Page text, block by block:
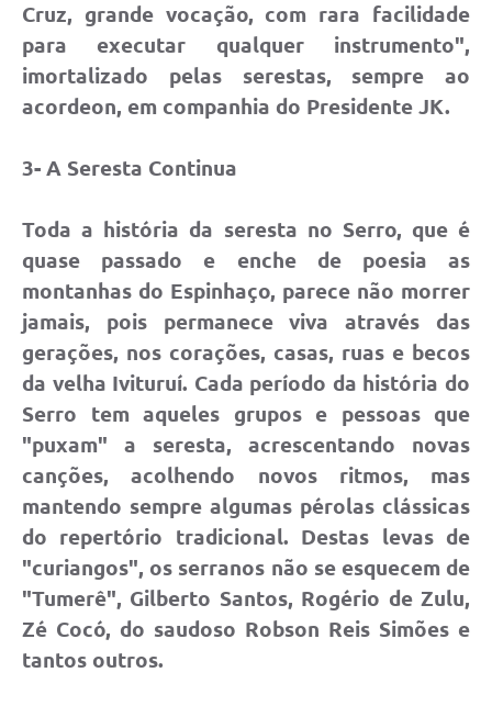
Cruz, grande vocação, com rara facilidade
para executar qualquer instrumento",
imortalizado pelas serestas, sempre ao
acordeon, em companhia do Presidente JK.
3- A Seresta Continua
Toda a história da seresta no Serro, que é
quase passado e enche de poesia as
montanhas do Espinhaço, parece não morrer
jamais, pois permanece viva através das
gerações, nos corações, casas, ruas e becos
da velha Ivituruí. Cada período da história do
Serro tem aqueles grupos e pessoas que
"puxam" a seresta, acrescentando novas
canções, acolhendo novos ritmos, mas
mantendo sempre algumas pérolas clássicas
do repertório tradicional. Destas levas de
"curiangos", os serranos não se esquecem de
"Tumerê", Gilberto Santos, Rogério de Zulu,
Zé Cocó, do saudoso Robson Reis Simões e
tantos outros.